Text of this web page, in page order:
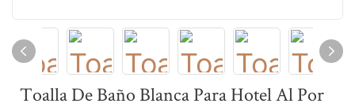
Toalla De Baño Blanca Para Hotel Al Por